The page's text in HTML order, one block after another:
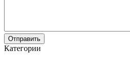
Отправить
Категории